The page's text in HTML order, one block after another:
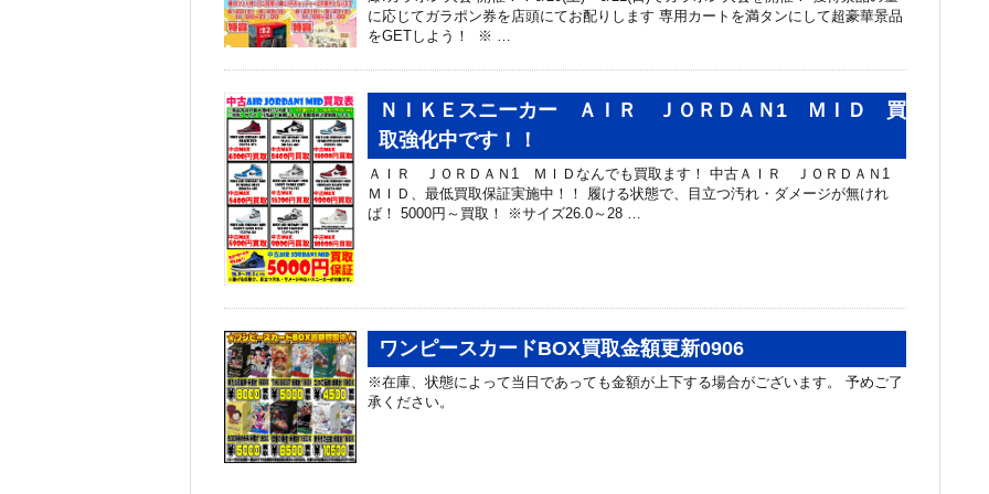
に応じてガラポン券を店頭にてお配りします 専用カートを満タンにして超豪華景品
をGETしよう！ ※ …
ＮＩＫＥスニーカー ＡＩＲ ＪＯＲＤＡＮ1 ＭＩＤ 買
取強化中です！！
ＡＩＲ ＪＯＲＤＡＮ1 ＭＩＤなんでも買取ます！ 中古ＡＩＲ ＪＯＲＤＡＮ1
ＭＩＤ、最低買取保証実施中！！ 履ける状態で、目立つ汚れ・ダメージが無けれ
ば！ 5000円～買取！ ※サイズ26.0～28 …
ワンピースカードBOX買取金額更新0906
※在庫、状態によって当日であっても金額が上下する場合がございます。 予めご了
承ください。